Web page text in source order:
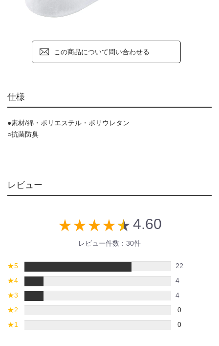
この商品について問い合わせる
仕様
●素材/綿・ポリエステル・ポリウレタン
○抗菌防臭
レビュー
star_rate star_rate star_rate star_ratestar_rate 4.60
レビュー件数：30件
★5
22
★4
4
★3
4
★2
0
★1 0